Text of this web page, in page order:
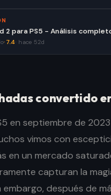
convertido
en septiembre de
vimos con
en un mercado
capturan la
embargo, después de
2 para PS5 - Análisis
· 7.4 hace 52d